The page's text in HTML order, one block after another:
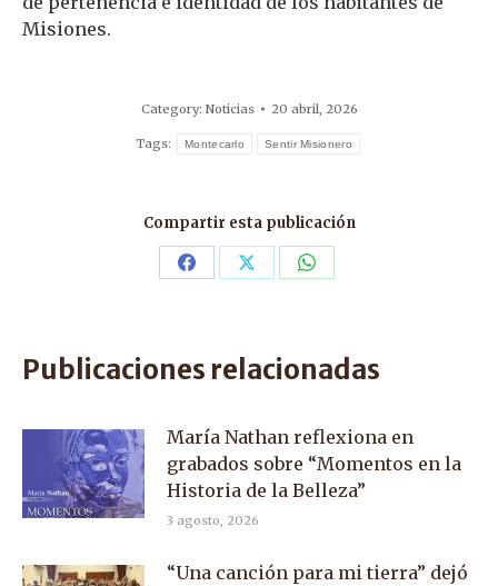
Misiones.
Category: Noticias 20 abril, 2026
Tags: Montecarlo Sentir Misionero
Compartir esta publicación
Share Share Share
Publicaciones relacionadas
María Nathan reflexiona en
grabados sobre “Momentos en la
Historia de la Belleza”
3 agosto, 2026
“Una canción para mi tierra” dejó